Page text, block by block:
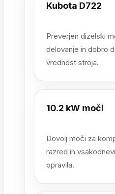
Kubota D722
Preverjen dizelski
delovanje in dobro
vrednost stroja.
10.2 kW moči
Dovolj moči za
razred in
opravila.